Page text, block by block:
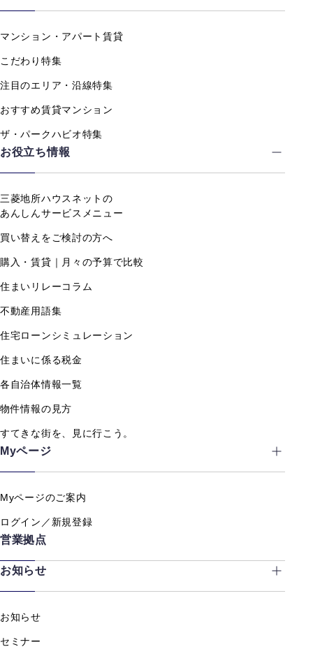
マンション・アパート賃貸
こだわり特集
注目のエリア・沿線特集
おすすめ賃貸マンション
ザ・パークハビオ特集
お役立ち情報
三菱地所ハウスネットの
あんしんサービスメニュー
買い替えをご検討の方へ
購入・賃貸｜月々の予算で比較
住まいリレーコラム
不動産用語集
住宅ローンシミュレーション
住まいに係る税金
各自治体情報一覧
物件情報の見方
すてきな街を、見に行こう。
Myページ
Myページのご案内
ログイン／新規登録
営業拠点
お知らせ
お知らせ
セミナー